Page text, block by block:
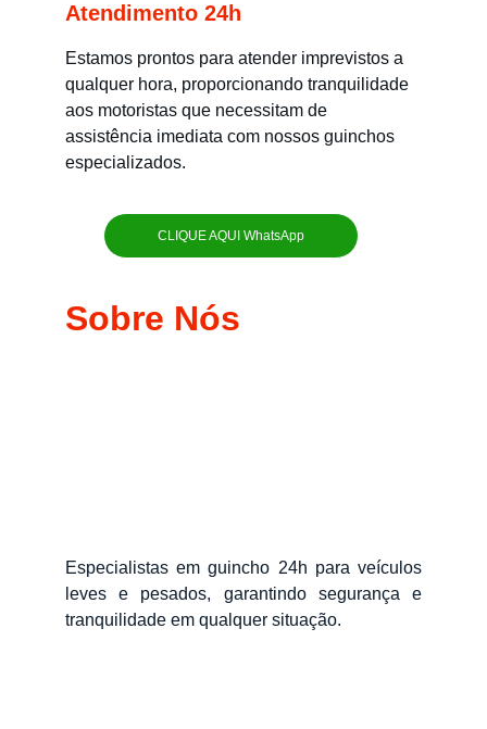
Atendimento 24h
Estamos prontos para atender imprevistos a
qualquer hora, proporcionando tranquilidade
aos motoristas que necessitam de
assistência imediata com nossos guinchos
especializados.
CLIQUE AQUI WhatsApp
Sobre Nós
Especialistas em guincho 24h para veículos
leves e pesados, garantindo segurança e
tranquilidade em qualquer situação.